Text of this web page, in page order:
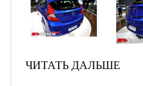
ЧИТАТЬ ДАЛЬШЕ